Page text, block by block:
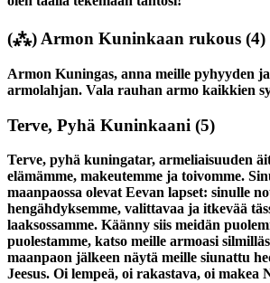
(⁂)Armon Kuninkaan rukous (4)
Armon Kuningas, anna meille pyhyyden
armolahjan. Vala rauhan armo kaikkien
Terve, Pyhä Kuninkaani (5)
Terve, pyhä kuningatar, armeliaisuuden
elämämme, makeutemme ja toivomme.
maanpaossa olevat Eevan lapset: sinulle
hengähdyksemme, valittavaa ja itkevää
laaksossamme. Käänny siis meidän
puolestamme, katso meille armoasi
maanpaon jälkeen näytä meille siunattu
Jeesus. Oi lempeä, oi rakastava, oi makea